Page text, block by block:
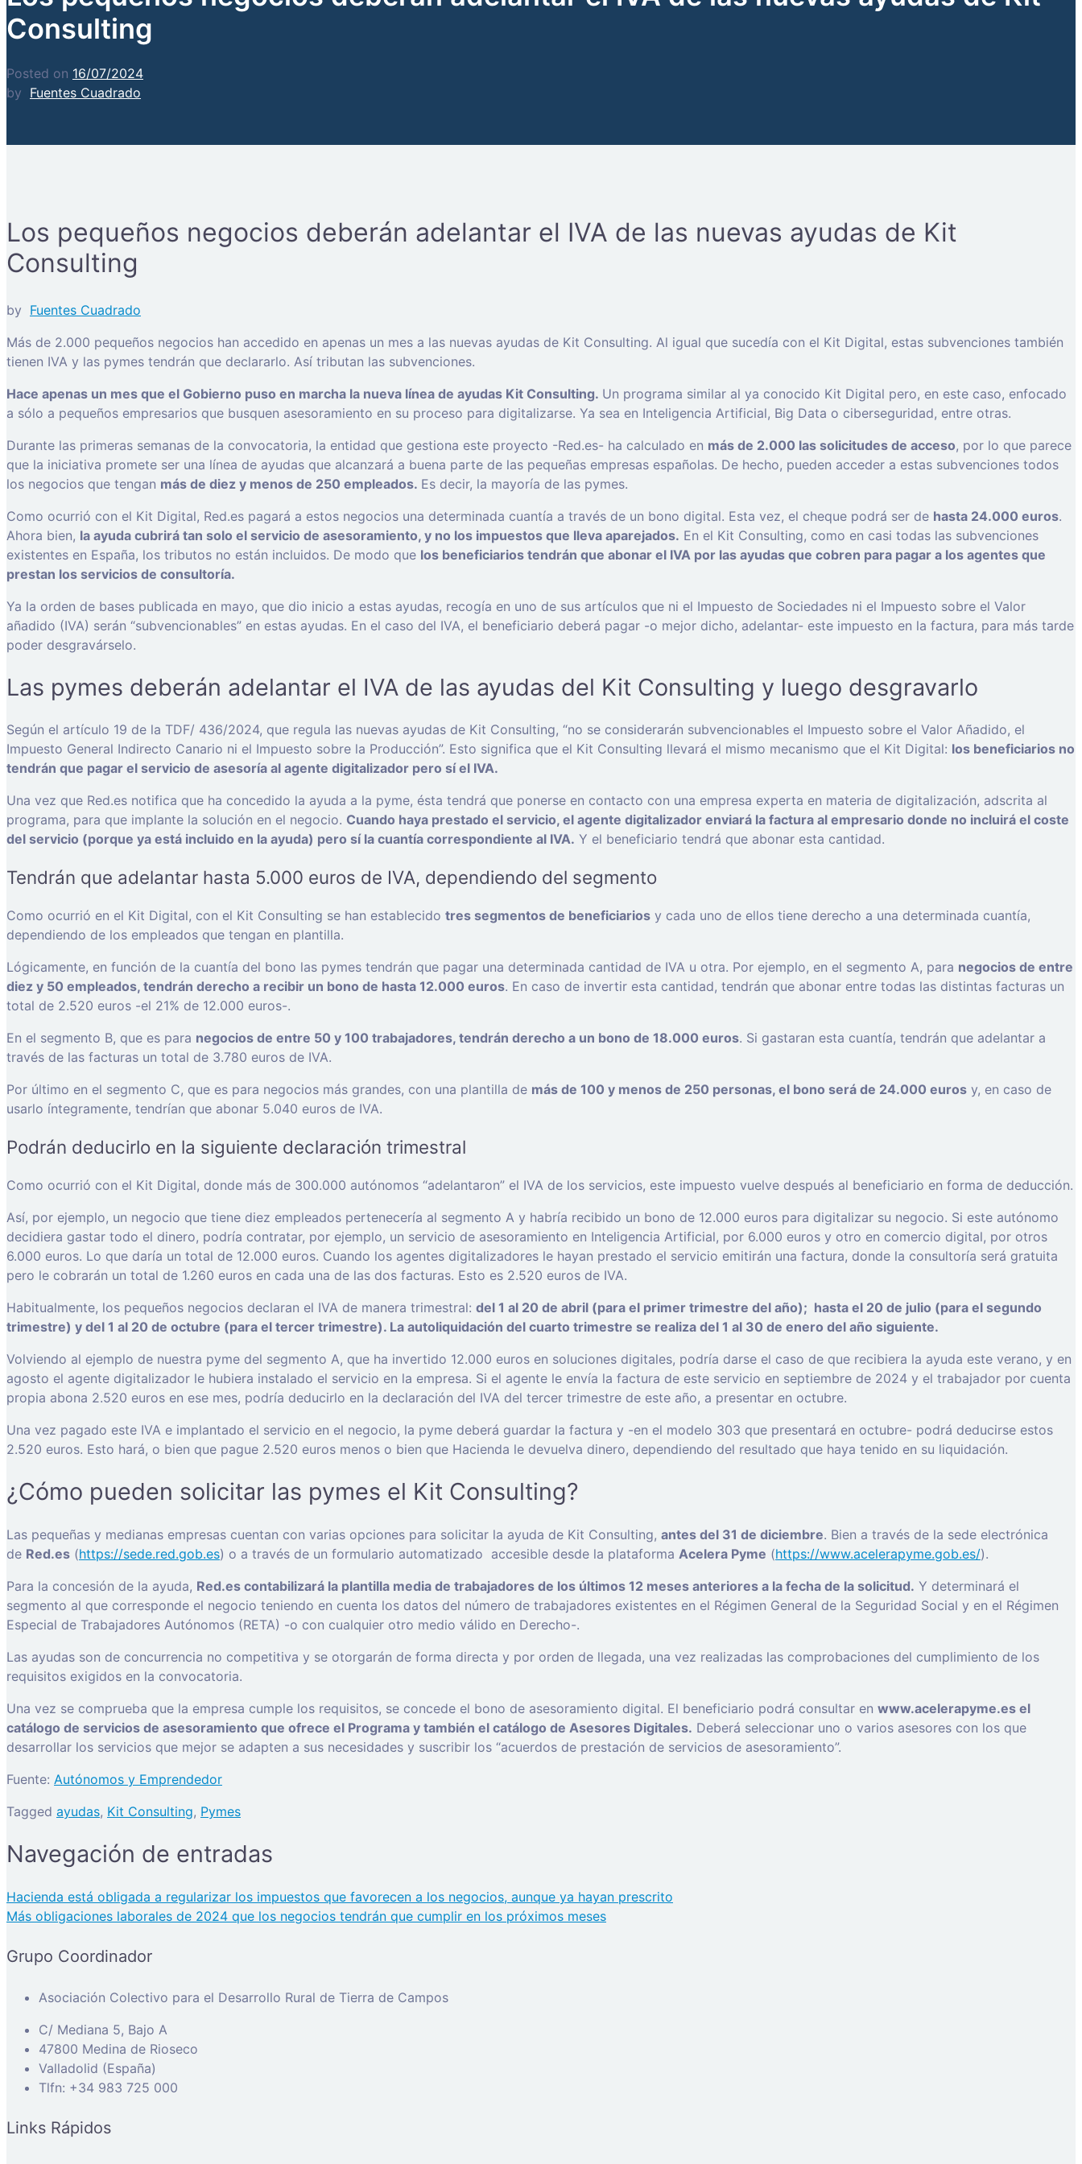
Consulting
Posted on 16/07/2024
by Fuentes Cuadrado
Los pequeños negocios deberán adelantar el IVA de las nuevas ayudas de Kit
Consulting
by Fuentes Cuadrado
Más de 2.000 pequeños negocios han accedido en apenas un mes a las nuevas ayudas de Kit Consulting. Al igual que sucedía con el Kit Digital, estas subvenciones también
tienen IVA y las pymes tendrán que declararlo. Así tributan las subvenciones.
Hace apenas un mes que el Gobierno puso en marcha la nueva línea de ayudas Kit Consulting. Un programa similar al ya conocido Kit Digital pero, en este caso, enfocado
a sólo a pequeños empresarios que busquen asesoramiento en su proceso para digitalizarse. Ya sea en Inteligencia Artificial, Big Data o ciberseguridad, entre otras.
Durante las primeras semanas de la convocatoria, la entidad que gestiona este proyecto -Red.es- ha calculado en más de 2.000 las solicitudes de acceso, por lo que parece
que la iniciativa promete ser una línea de ayudas que alcanzará a buena parte de las pequeñas empresas españolas. De hecho, pueden acceder a estas subvenciones todos
los negocios que tengan más de diez y menos de 250 empleados. Es decir, la mayoría de las pymes.
Como ocurrió con el Kit Digital, Red.es pagará a estos negocios una determinada cuantía a través de un bono digital. Esta vez, el cheque podrá ser de hasta 24.000 euros.
Ahora bien, la ayuda cubrirá tan solo el servicio de asesoramiento, y no los impuestos que lleva aparejados. En el Kit Consulting, como en casi todas las subvenciones
existentes en España, los tributos no están incluidos. De modo que los beneficiarios tendrán que abonar el IVA por las ayudas que cobren para pagar a los agentes que
prestan los servicios de consultoría.
Ya la orden de bases publicada en mayo, que dio inicio a estas ayudas, recogía en uno de sus artículos que ni el Impuesto de Sociedades ni el Impuesto sobre el Valor
añadido (IVA) serán “subvencionables” en estas ayudas. En el caso del IVA, el beneficiario deberá pagar -o mejor dicho, adelantar- este impuesto en la factura, para más tarde
poder desgravárselo.
Las pymes deberán adelantar el IVA de las ayudas del Kit Consulting y luego desgravarlo
Según el artículo 19 de la TDF/ 436/2024, que regula las nuevas ayudas de Kit Consulting, “no se considerarán subvencionables el Impuesto sobre el Valor Añadido, el
Impuesto General Indirecto Canario ni el Impuesto sobre la Producción”. Esto significa que el Kit Consulting llevará el mismo mecanismo que el Kit Digital: los beneficiarios no
tendrán que pagar el servicio de asesoría al agente digitalizador pero sí el IVA.
Una vez que Red.es notifica que ha concedido la ayuda a la pyme, ésta tendrá que ponerse en contacto con una empresa experta en materia de digitalización, adscrita al
programa, para que implante la solución en el negocio. Cuando haya prestado el servicio, el agente digitalizador enviará la factura al empresario donde no incluirá el coste
del servicio (porque ya está incluido en la ayuda) pero sí la cuantía correspondiente al IVA. Y el beneficiario tendrá que abonar esta cantidad.
Tendrán que adelantar hasta 5.000 euros de IVA, dependiendo del segmento
Como ocurrió en el Kit Digital, con el Kit Consulting se han establecido tres segmentos de beneficiarios y cada uno de ellos tiene derecho a una determinada cuantía,
dependiendo de los empleados que tengan en plantilla.
Lógicamente, en función de la cuantía del bono las pymes tendrán que pagar una determinada cantidad de IVA u otra. Por ejemplo, en el segmento A, para negocios de entre
diez y 50 empleados, tendrán derecho a recibir un bono de hasta 12.000 euros. En caso de invertir esta cantidad, tendrán que abonar entre todas las distintas facturas un
total de 2.520 euros -el 21% de 12.000 euros-.
En el segmento B, que es para negocios de entre 50 y 100 trabajadores, tendrán derecho a un bono de 18.000 euros. Si gastaran esta cuantía, tendrán que adelantar a
través de las facturas un total de 3.780 euros de IVA.
Por último en el segmento C, que es para negocios más grandes, con una plantilla de más de 100 y menos de 250 personas, el bono será de 24.000 euros y, en caso de
usarlo íntegramente, tendrían que abonar 5.040 euros de IVA.
Podrán deducirlo en la siguiente declaración trimestral
Como ocurrió con el Kit Digital, donde más de 300.000 autónomos “adelantaron” el IVA de los servicios, este impuesto vuelve después al beneficiario en forma de deducción.
Así, por ejemplo, un negocio que tiene diez empleados pertenecería al segmento A y habría recibido un bono de 12.000 euros para digitalizar su negocio. Si este autónomo
decidiera gastar todo el dinero, podría contratar, por ejemplo, un servicio de asesoramiento en Inteligencia Artificial, por 6.000 euros y otro en comercio digital, por otros
6.000 euros. Lo que daría un total de 12.000 euros. Cuando los agentes digitalizadores le hayan prestado el servicio emitirán una factura, donde la consultoría será gratuita
pero le cobrarán un total de 1.260 euros en cada una de las dos facturas. Esto es 2.520 euros de IVA.
Habitualmente, los pequeños negocios declaran el IVA de manera trimestral: del 1 al 20 de abril (para el primer trimestre del año); hasta el 20 de julio (para el segundo
trimestre) y del 1 al 20 de octubre (para el tercer trimestre). La autoliquidación del cuarto trimestre se realiza del 1 al 30 de enero del año siguiente.
Volviendo al ejemplo de nuestra pyme del segmento A, que ha invertido 12.000 euros en soluciones digitales, podría darse el caso de que recibiera la ayuda este verano, y en
agosto el agente digitalizador le hubiera instalado el servicio en la empresa. Si el agente le envía la factura de este servicio en septiembre de 2024 y el trabajador por cuenta
propia abona 2.520 euros en ese mes, podría deducirlo en la declaración del IVA del tercer trimestre de este año, a presentar en octubre.
Una vez pagado este IVA e implantado el servicio en el negocio, la pyme deberá guardar la factura y -en el modelo 303 que presentará en octubre- podrá deducirse estos
2.520 euros. Esto hará, o bien que pague 2.520 euros menos o bien que Hacienda le devuelva dinero, dependiendo del resultado que haya tenido en su liquidación.
¿Cómo pueden solicitar las pymes el Kit Consulting?
Las pequeñas y medianas empresas cuentan con varias opciones para solicitar la ayuda de Kit Consulting, antes del 31 de diciembre. Bien a través de la sede electrónica
de Red.es (https://sede.red.gob.es) o a través de un formulario automatizado accesible desde la plataforma Acelera Pyme (https://www.acelerapyme.gob.es/).
Para la concesión de la ayuda, Red.es contabilizará la plantilla media de trabajadores de los últimos 12 meses anteriores a la fecha de la solicitud. Y determinará el
segmento al que corresponde el negocio teniendo en cuenta los datos del número de trabajadores existentes en el Régimen General de la Seguridad Social y en el Régimen
Especial de Trabajadores Autónomos (RETA) -o con cualquier otro medio válido en Derecho-.
Las ayudas son de concurrencia no competitiva y se otorgarán de forma directa y por orden de llegada, una vez realizadas las comprobaciones del cumplimiento de los
requisitos exigidos en la convocatoria.
Una vez se comprueba que la empresa cumple los requisitos, se concede el bono de asesoramiento digital. El beneficiario podrá consultar en www.acelerapyme.es el
catálogo de servicios de asesoramiento que ofrece el Programa y también el catálogo de Asesores Digitales. Deberá seleccionar uno o varios asesores con los que
desarrollar los servicios que mejor se adapten a sus necesidades y suscribir los “acuerdos de prestación de servicios de asesoramiento”.
Fuente: Autónomos y Emprendedor
Tagged ayudas, Kit Consulting, Pymes
Navegación de entradas
Hacienda está obligada a regularizar los impuestos que favorecen a los negocios, aunque ya hayan prescrito
Más obligaciones laborales de 2024 que los negocios tendrán que cumplir en los próximos meses
Grupo Coordinador
Asociación Colectivo para el Desarrollo Rural de Tierra de Campos
C/ Mediana 5, Bajo A
47800 Medina de Rioseco
Valladolid (España)
Tlfn: +34 983 725 000
Links Rápidos